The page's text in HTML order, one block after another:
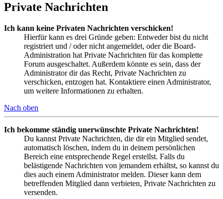
Private Nachrichten
Ich kann keine Privaten Nachrichten verschicken!
Hierfür kann es drei Gründe geben: Entweder bist du nicht
registriert und / oder nicht angemeldet, oder die Board-
Administration hat Private Nachrichten für das komplette
Forum ausgeschaltet. Außerdem könnte es sein, dass der
Administrator dir das Recht, Private Nachrichten zu
verschicken, entzogen hat. Kontaktiere einen Administrator,
um weitere Informationen zu erhalten.
Nach oben
Ich bekomme ständig unerwünschte Private Nachrichten!
Du kannst Private Nachrichten, die dir ein Mitglied sendet,
automatisch löschen, indem du in deinem persönlichen
Bereich eine entsprechende Regel erstellst. Falls du
belästigende Nachrichten von jemandem erhältst, so kannst du
dies auch einem Administrator melden. Dieser kann dem
betreffenden Mitglied dann verbieten, Private Nachrichten zu
versenden.